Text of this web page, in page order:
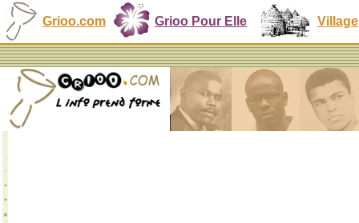
Grioo.com Grioo Pour Elle Village